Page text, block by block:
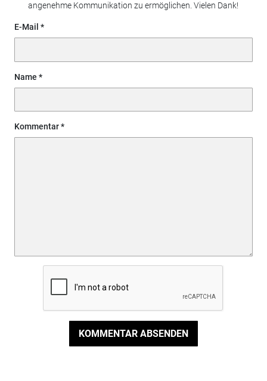
angenehme Kommunikation zu ermöglichen. Vielen Dank!
E-Mail
Name
Kommentar
KOMMENTAR ABSENDEN